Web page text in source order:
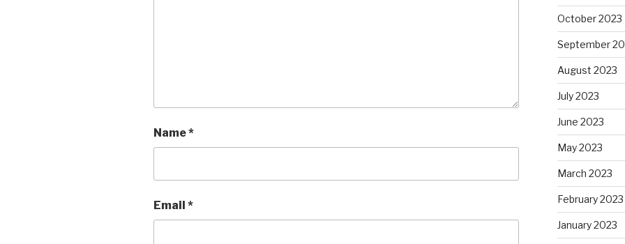
Name*
Email *
October 2023
September
August 2023
July 2023
June 2023
May 2023
March 2023
February 2023
January 2023